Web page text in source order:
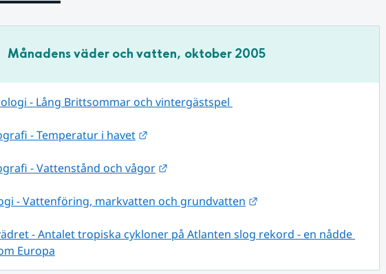
Månadens väder och vatten, oktober 2005
- Lång Brittsommar och vintergästspel
- Temperatur i havet Länk till annan webbplats.
- Vattenstånd och vågor Länk till annan webbplats.
- Vattenföring, markvatten och grundvatten Länk till annan webbplats.
- Antalet tropiska cykloner på Atlanten slog rekord - en nådde
Europa